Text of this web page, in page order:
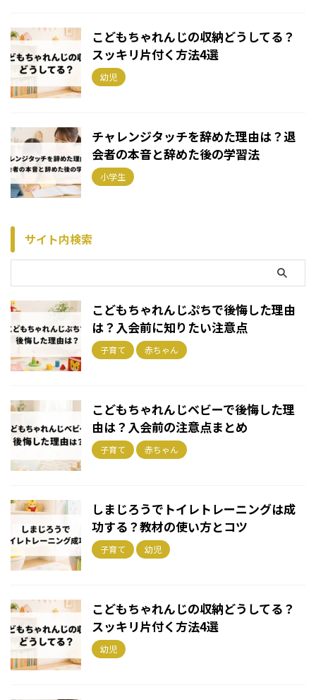
こどもちゃれんじの収納どうしてる？
スッキリ片付く方法4選
幼児
チャレンジタッチを辞めた理由は？退
会者の本音と辞めた後の学習法
小学生
サイト内検索
こどもちゃれんじぷちで後悔した理由
は？入会前に知りたい注意点
子育て 赤ちゃん
こどもちゃれんじベビーで後悔した理
由は？入会前の注意点まとめ
子育て 赤ちゃん
しまじろうでトイレトレーニングは成
功する？教材の使い方とコツ
子育て 幼児
こどもちゃれんじの収納どうしてる？
スッキリ片付く方法4選
幼児